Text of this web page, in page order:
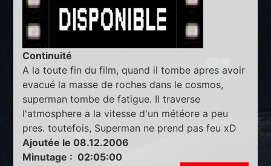
Continuité
A la toute fin du film, quand il tombe apres avoir
evacué la masse de roches dans le cosmos,
superman tombe de fatigue. Il traverse
l'atmosphere a la vitesse d'un météore a peu
pres. toutefois, Superman ne prend pas feu xD
Ajoutée le 08.12.2006
Minutage : 02:05:00